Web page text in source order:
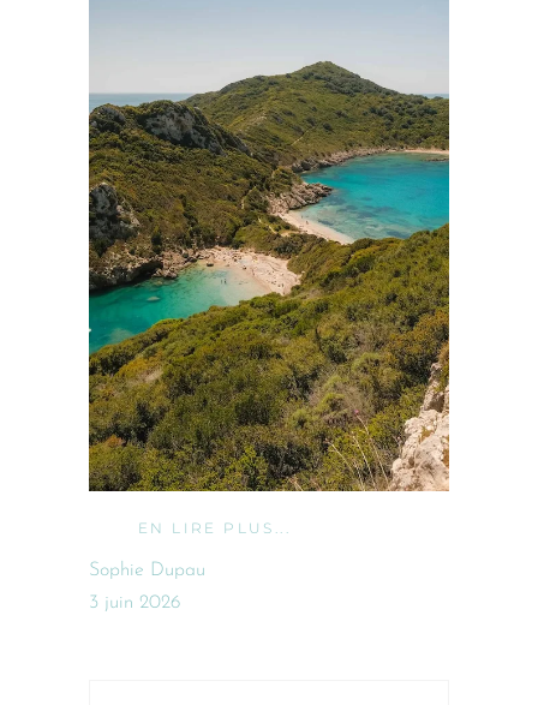
EN LIRE PLUS...
Sophie Dupau
3 juin 2026